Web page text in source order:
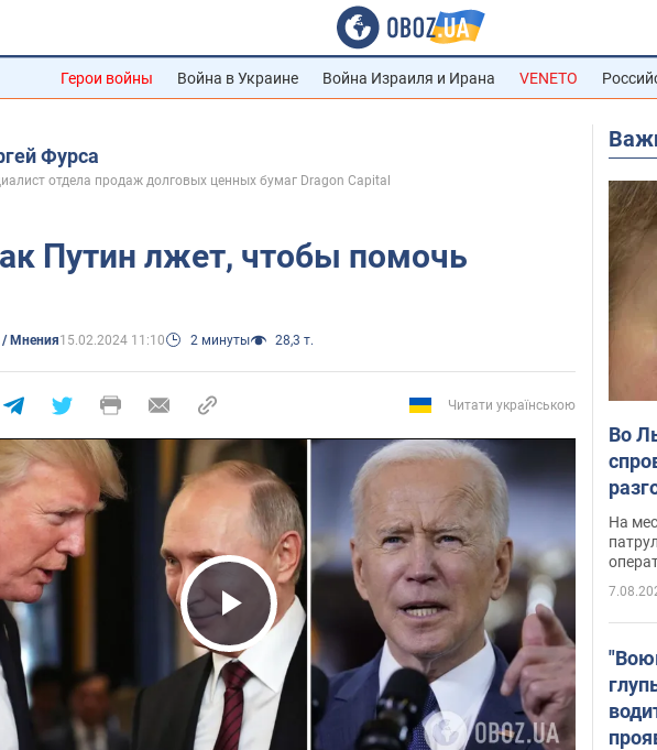
Герои войны Война в Украине Война Израиля и Ирана VENETO
Фурса
отдела продаж долговых ценных бумаг Dragon Capital
Путин лжет, чтобы помочь
/ Мнения15.02.2024 11:10 2 минуты 28,3 т.
Читати українською
Play Video
Во
На